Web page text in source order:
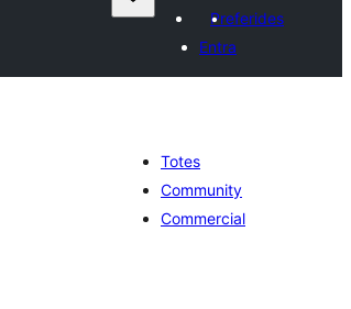
Preferides
Entra
Totes
Community
Commercial